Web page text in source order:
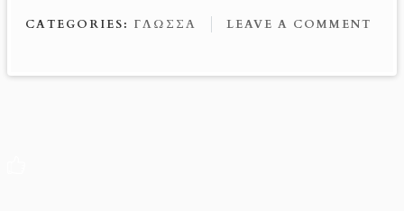
o
k
es n
er
CATEGORIES: ΓΛΏΣΣΑ LEAVE A COMMENT